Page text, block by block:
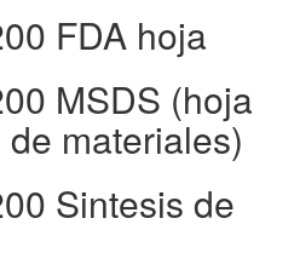
FDA hoja
MSDS (hoja
materiales)
Sintesis de